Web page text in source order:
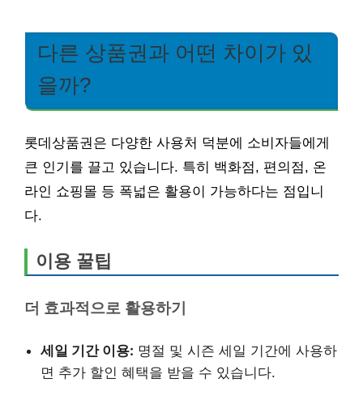
다른 상품권과 어떤 차이가 있
을까?
롯데상품권은 다양한 사용처 덕분에 소비자들에게
큰 인기를 끌고 있습니다. 특히 백화점, 편의점, 온
라인 쇼핑몰 등 폭넓은 활용이 가능하다는 점입니
다.
이용 꿀팁
더 효과적으로 활용하기
세일 기간 이용: 명절 및 시즌 세일 기간에 사용하
면 추가 할인 혜택을 받을 수 있습니다.